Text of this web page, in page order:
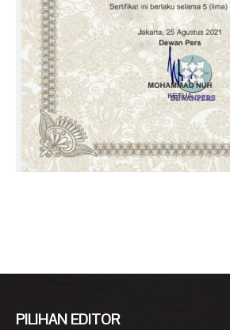
PILIHAN EDITOR